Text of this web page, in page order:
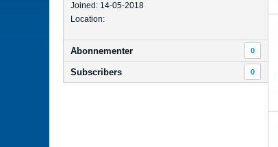
Joined: 14-05-2018
Location:
Abonnementer 0
Subscribers 0